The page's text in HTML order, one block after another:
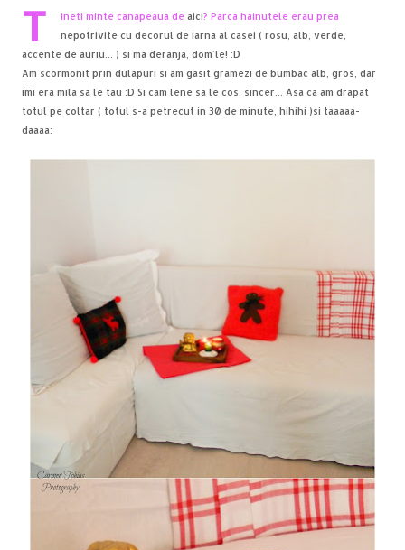
T ineti minte canapeaua de aici? Parca hainutele erau prea
nepotrivite cu decorul de iarna al casei ( rosu, alb, verde,
accente de auriu... ) si ma deranja, dom'le! :D
Am scormonit prin dulapuri si am gasit gramezi de bumbac alb, gros, dar
imi era mila sa le tau :D Si cam lene sa le cos, sincer... Asa ca am drapat
totul pe coltar ( totul s-a petrecut in 30 de minute, hihihi )si taaaaa-
daaaa: